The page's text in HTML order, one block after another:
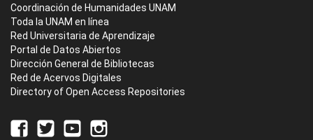
Coordinación de Humanidades UNAM
Toda la UNAM en línea
Red Universitaria de Aprendizaje
Portal de Datos Abiertos
Dirección General de Bibliotecas
Red de Acervos Digitales
Directory of Open Access Repositories